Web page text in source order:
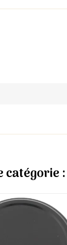
catégorie :